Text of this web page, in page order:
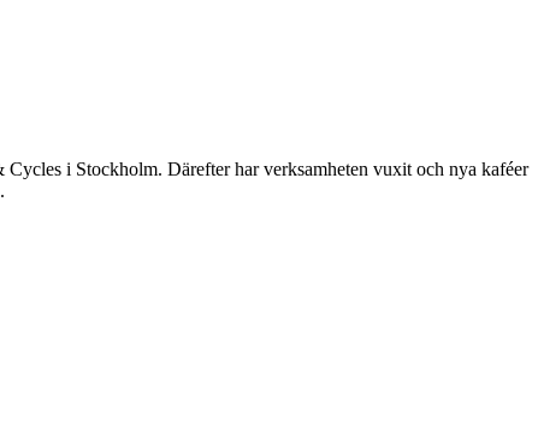
i Stockholm. Därefter har verksamheten vuxit och nya kaféer